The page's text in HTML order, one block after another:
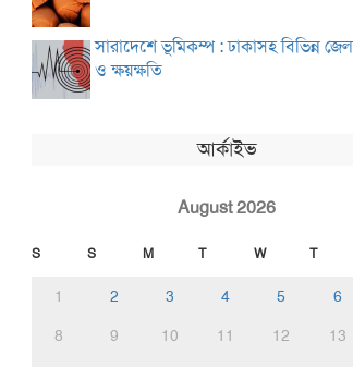
সারাদেশে ভূমিকম্প : ঢাকাসহ বিভিন্ন
ও ক্ষয়ক্ষতি
আর্কাইভ
August 2026
S S M T W T
1 2 3 4 5 6
8
9 10 11 12 13